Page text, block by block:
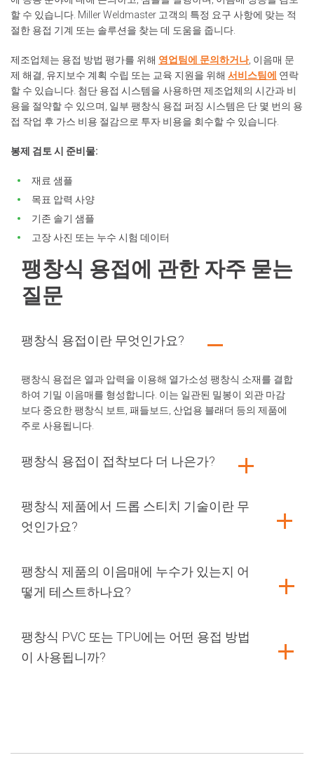
할 수 있습니다. Miller Weldmaster 고객의 특정 요구 사항에 맞는 적
절한 용접 기계 또는 솔루션을 찾는 데 도움을 줍니다.
제조업체는 용접 방법 평가를 위해 영업팀에 문의하거나, 이음매 문
제 해결, 유지보수 계획 수립 또는 교육 지원을 위해 서비스팀에 연락
할 수 있습니다. 첨단 용접 시스템을 사용하면 제조업체의 시간과 비
용을 절약할 수 있으며, 일부 팽창식 용접 퍼징 시스템은 단 몇 번의 용
접 작업 후 가스 비용 절감으로 투자 비용을 회수할 수 있습니다.
봉제 검토 시 준비물:
재료 샘플
목표 압력 사양
기존 솔기 샘플
고장 사진 또는 누수 시험 데이터
팽창식 용접에 관한 자주 묻는
질문
팽창식 용접이란 무엇인가요?
팽창식 용접은 열과 압력을 이용해 열가소성 팽창식 소재를 결합
하여 기밀 이음매를 형성합니다. 이는 일관된 밀봉이 외관 마감
보다 중요한 팽창식 보트, 패들보드, 산업용 블래더 등의 제품에
주로 사용됩니다.
팽창식 용접이 접착보다 더 나은가?
팽창식 제품에서 드롭 스티치 기술이란 무
엇인가요?
팽창식 제품의 이음매에 누수가 있는지 어
떻게 테스트하나요?
팽창식 PVC 또는 TPU에는 어떤 용접 방법
이 사용됩니까?